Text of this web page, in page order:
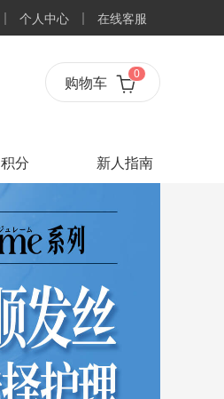
个人中心 在线客服
购物车 0
积分 新人指南